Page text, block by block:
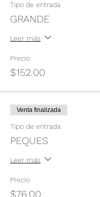
Tipo de entrada
GRANDE
Leer más
Precio
$152.00
Venta finalizada
Tipo de entrada
PEQUES
Leer más
Precio
$76.00